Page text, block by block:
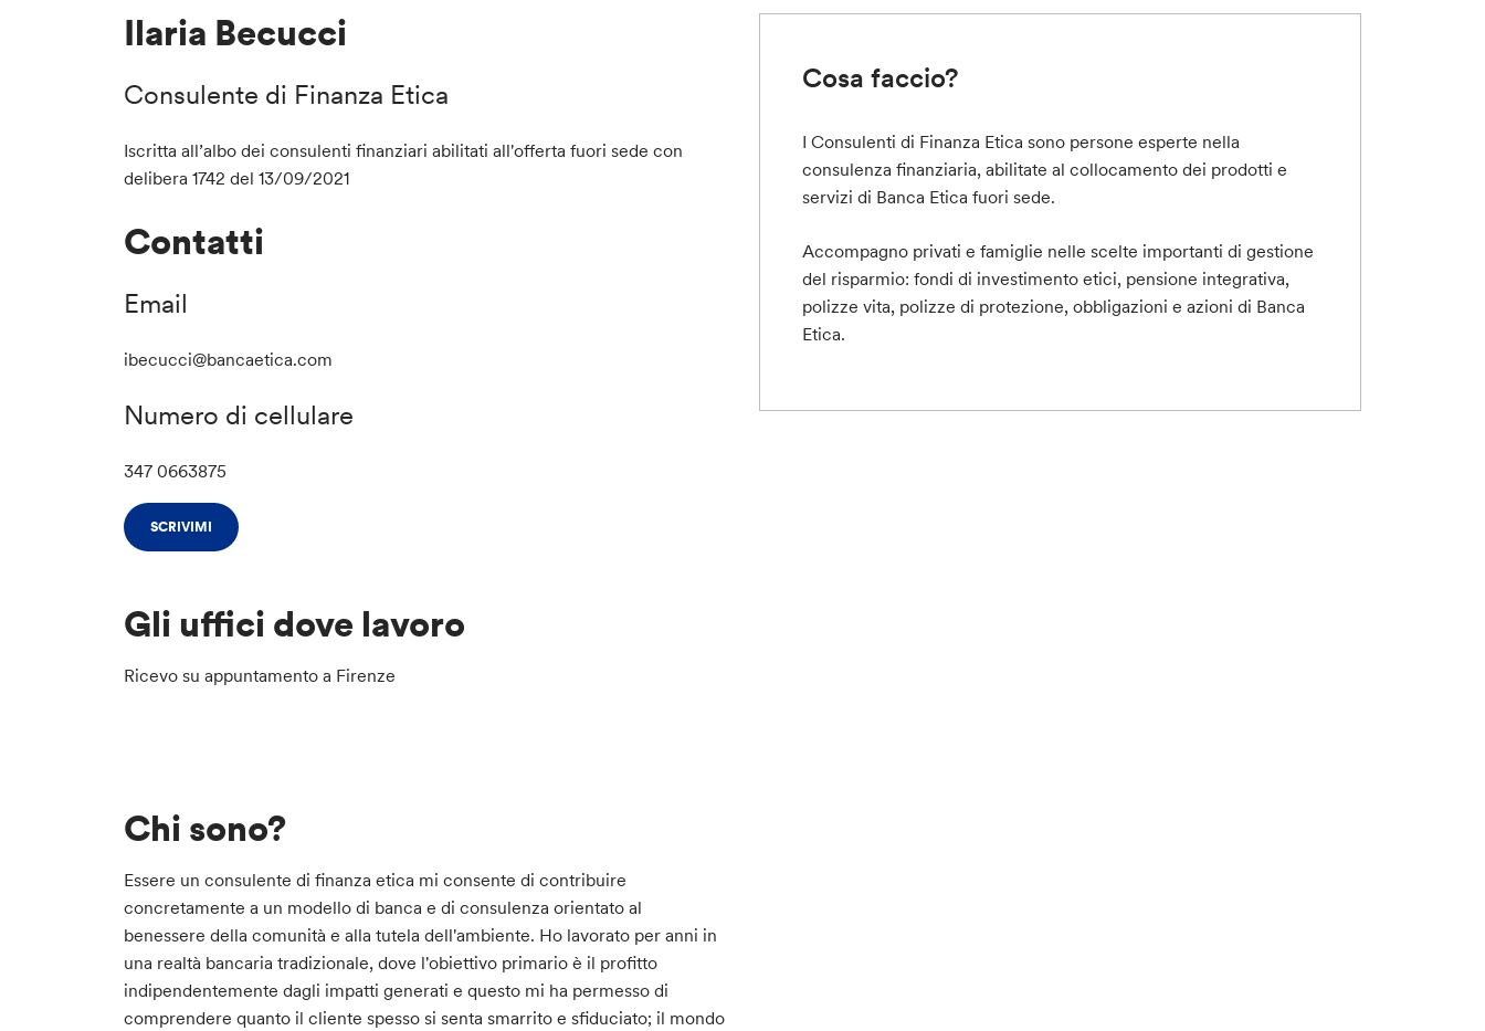
Ilaria Becucci
Consulente di Finanza Etica
Iscritta all’albo dei consulenti finanziari abilitati all'offerta fuori sede con
delibera 1742 del 13/09/2021
Contatti
Email
ibecucci@bancaetica.com
Numero di cellulare
347 0663875
SCRIVIMI
Gli uffici dove lavoro
Ricevo su appuntamento a Firenze
Chi sono?
Essere un consulente di finanza etica mi consente di contribuire
concretamente a un modello di banca e di consulenza orientato al
benessere della comunità e alla tutela dell'ambiente. Ho lavorato per anni in
una realtà bancaria tradizionale, dove l'obiettivo primario è il profitto
indipendentemente dagli impatti generati e questo mi ha permesso di
comprendere quanto il cliente spesso si senta smarrito e sfiduciato; il mondo
Cosa faccio?
I Consulenti di Finanza Etica sono persone esperte nella
consulenza finanziaria, abilitate al collocamento dei prodotti e
servizi di Banca Etica fuori sede.
Accompagno privati e famiglie nelle scelte importanti di gestione
del risparmio: fondi di investimento etici, pensione integrativa,
polizze vita, polizze di protezione, obbligazioni e azioni di Banca
Etica.